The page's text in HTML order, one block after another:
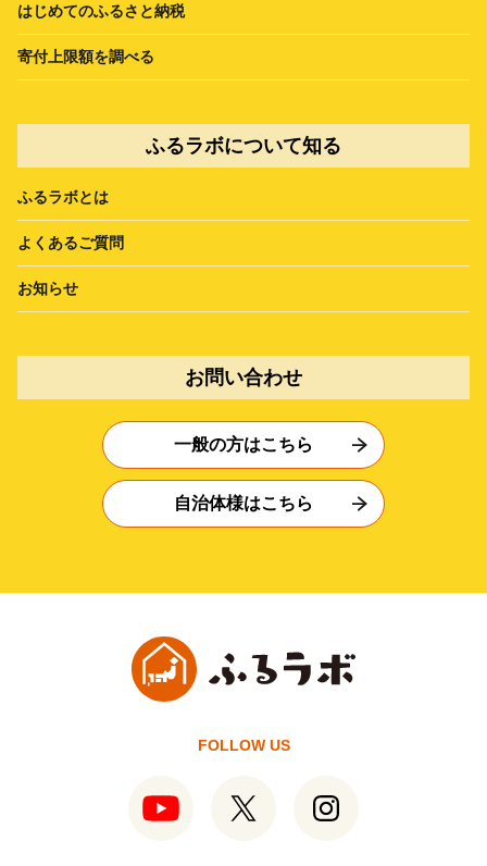
はじめてのふるさと納税
寄付上限額を調べる
ふるラボについて知る
ふるラボとは
よくあるご質問
お知らせ
お問い合わせ
一般の方はこちら
自治体様はこちら
FOLLOW US